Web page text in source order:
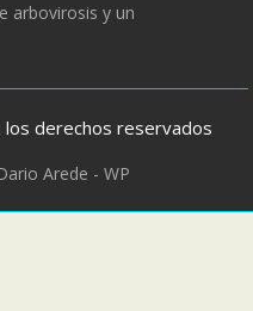
arbovirosis y un
derechos reservados